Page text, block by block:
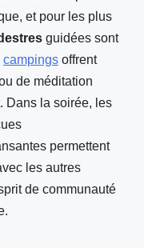
et pour les plus
guidées sont
campings offrent
de méditation
Dans la soirée, les
permettent
les autres
de communauté